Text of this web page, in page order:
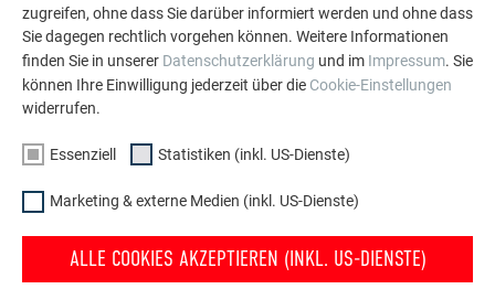
MEHR REFERENZEN ANSEHEN
zugreifen, ohne dass Sie darüber informiert werden und ohne dass
Sie dagegen rechtlich vorgehen können. Weitere Informationen
finden Sie in unserer Datenschutzerklärung und im Impressum. Sie
können Ihre Einwilligung jederzeit über die Cookie-Einstellungen
widerrufen.
Essenziell Statistiken (inkl. US-Dienste)
Marketing & externe Medien (inkl. US-Dienste)
ALLE COOKIES AKZEPTIEREN (INKL. US-DIENSTE)